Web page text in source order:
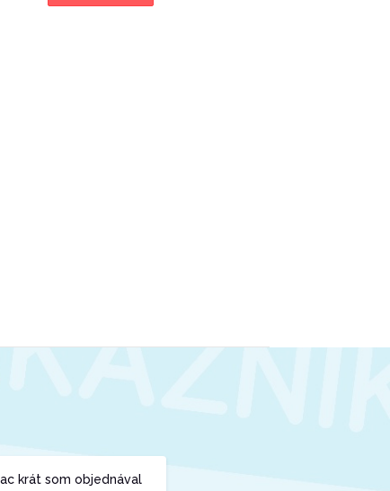
krát som objednával